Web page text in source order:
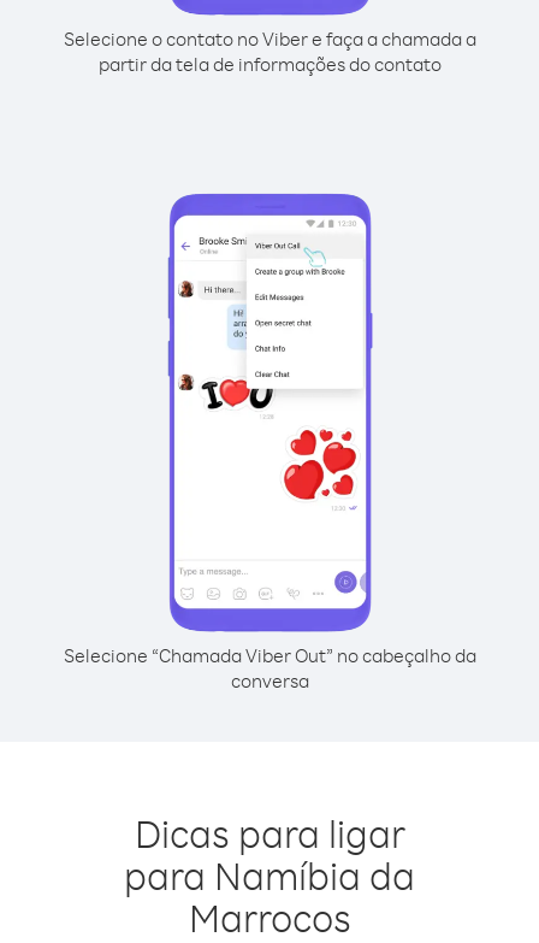
Selecione o contato no Viber e faça a chamada a
partir da tela de informações do contato
Selecione “Chamada Viber Out” no cabeçalho da
conversa
Dicas para ligar
para Namíbia da
Marrocos